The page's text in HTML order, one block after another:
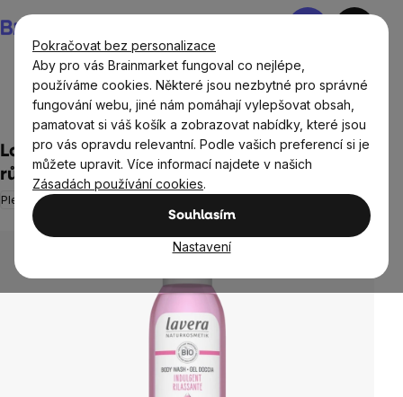
Pokračovat bez personalizace
Aby pro vás Brainmarket fungoval co nejlépe,
používáme cookies. Některé jsou nezbytné pro správné
fungování webu, jiné nám pomáhají vylepšovat obsah,
pamatovat si váš košík a zobrazovat nabídky, které jsou
pro vás opravdu relevantní. Podle vašich preferencí si je
můžete upravit. Více informací najdete v našich
Zásadách používání cookies.
Souhlasím
Nastavení
na
obsah
Nákupní
Přírodní kosmetika Péče o tělo
Lavera - Pečující sprchový gel s divokou
růží, 250 ml
Pleť a vlasy
0,0
z